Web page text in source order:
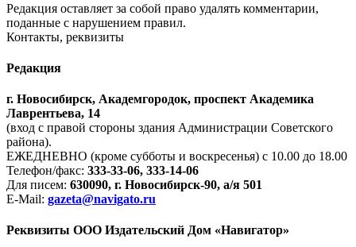
Редакция оставляет за собой право удалять комментарии,
поданные с нарушением правил.
Контакты, реквизиты
Редакция
г. Новосибирск, Академгородок, проспект Академика
Лаврентьева, 14
(вход с правой стороны здания Администрации Советского
района).
ЕЖЕДНЕВНО (кроме субботы и воскресенья) с 10.00 до 18.00
Телефон/факс: 333-33-06, 333-14-06
Для писем: 630090, г. Новосибирск-90, а/я 501
E-Mail: gazeta@navigato.ru
Реквизиты ООО Издательский Дом «Навигатор»